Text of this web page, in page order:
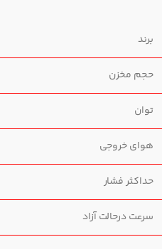
برند
حجم مخزن
توان
هوای خروجی
حداکثر فشار
سرعت درحالت آزاد